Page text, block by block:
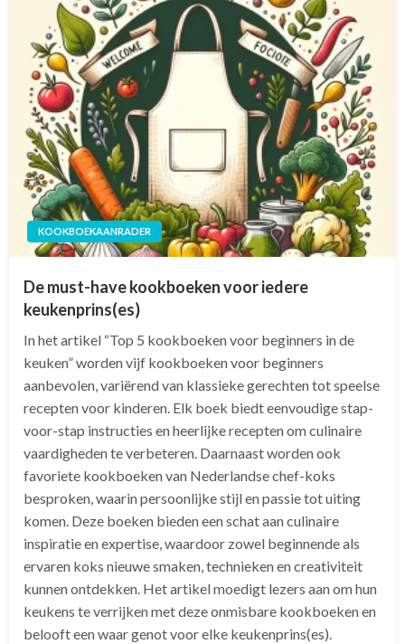
KOOKBOEKAANRADER
De must-have kookboeken voor iedere
keukenprins(es)
In het artikel “Top 5 kookboeken voor beginners in de
keuken” worden vijf kookboeken voor beginners
aanbevolen, variërend van klassieke gerechten tot speelse
recepten voor kinderen. Elk boek biedt eenvoudige stap-
voor-stap instructies en heerlijke recepten om culinaire
vaardigheden te verbeteren. Daarnaast worden ook
favoriete kookboeken van Nederlandse chef-koks
besproken, waarin persoonlijke stijl en passie tot uiting
komen. Deze boeken bieden een schat aan culinaire
inspiratie en expertise, waardoor zowel beginnende als
ervaren koks nieuwe smaken, technieken en creativiteit
kunnen ontdekken. Het artikel moedigt lezers aan om hun
keukens te verrijken met deze onmisbare kookboeken en
belooft een waar genot voor elke keukenprins(es).